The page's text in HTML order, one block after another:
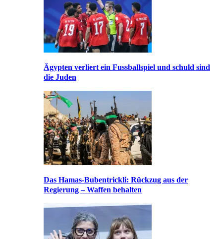
Ägypten verliert ein Fussballspiel und schuld sind
die Juden
Das Hamas-Bubentrickli: Rückzug aus der
Regierung – Waffen behalten